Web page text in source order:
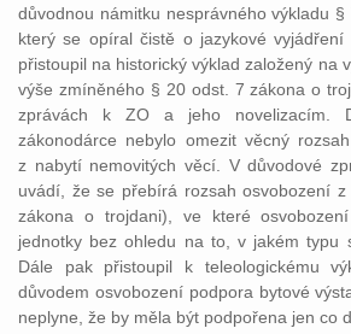
důvodnou námitku nesprávného výkladu
který se opíral čistě o jazykové vyjádření
přistoupil na historický výklad založený na
výše zmíněného § 20 odst. 7 zákona o
zprávách k ZO a jeho novelizacím.
zákonodárce nebylo omezit věcný
z nabytí nemovitých věcí. V důvodové
uvádí, že se přebírá rozsah osvobození
zákona o trojdani), ve které
jednotky bez ohledu na to, v jakém typu
Dále pak přistoupil k teleologickému
důvodem osvobození podpora bytové
neplyne, že by měla být podpořena jen co